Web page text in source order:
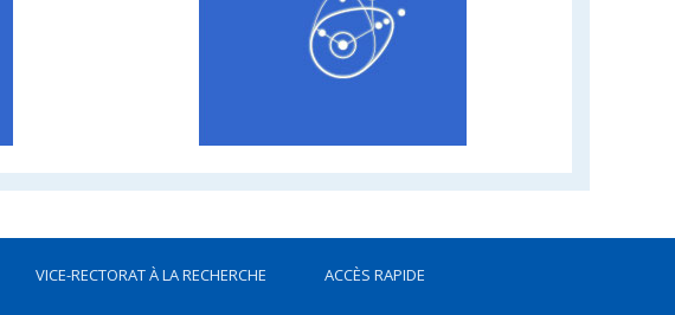
VICE-RECTORAT À LA RECHERCHE ACCÈS RAPIDE